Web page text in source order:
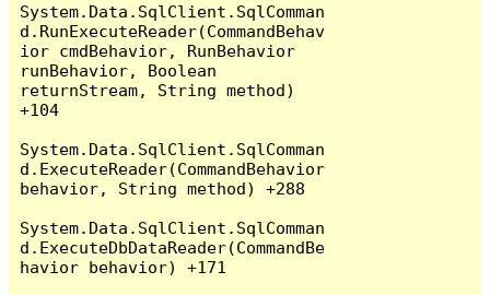
System.Data.SqlClient.SqlComman
d.RunExecuteReader(CommandBehav
ior cmdBehavior, RunBehavior
runBehavior, Boolean
returnStream, String method)
+104
System.Data.SqlClient.SqlComman
d.ExecuteReader(CommandBehavior
behavior, String method) +288
System.Data.SqlClient.SqlComman
d.ExecuteDbDataReader(CommandBe
havior behavior) +171